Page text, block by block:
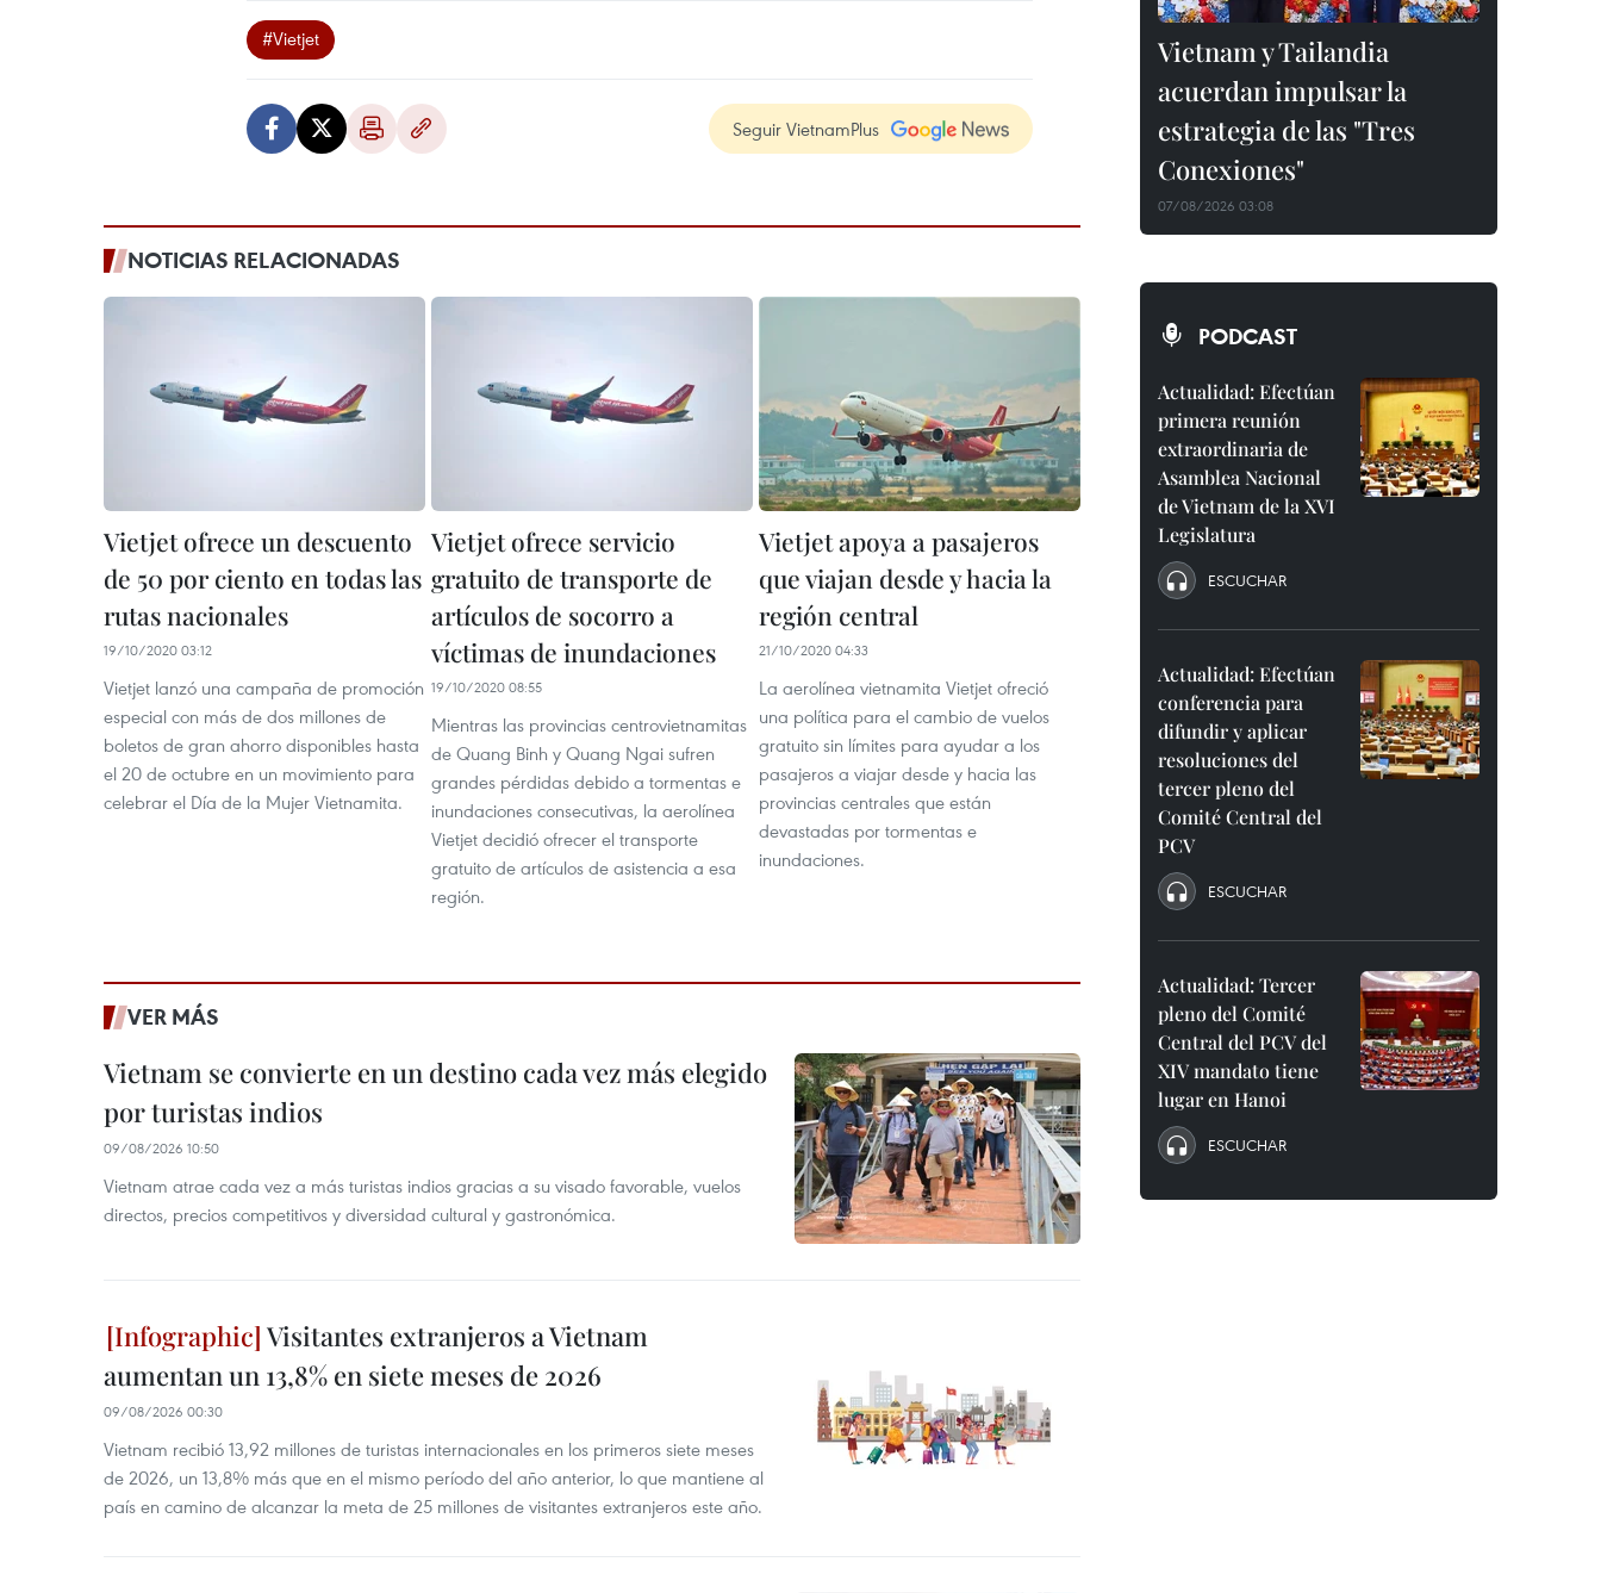
#Vietjet
Seguir VietnamPlus
NOTICIAS RELACIONADAS
Vietjet ofrece un descuento
de 50 por ciento en todas las
rutas nacionales
19/10/2020 03:12
Vietjet lanzó una campaña de promoción
especial con más de dos millones de
boletos de gran ahorro disponibles hasta
el 20 de octubre en un movimiento para
celebrar el Día de la Mujer Vietnamita.
Vietjet ofrece servicio
gratuito de transporte de
artículos de socorro a
víctimas de inundaciones
19/10/2020 08:55
Mientras las provincias centrovietnamitas
de Quang Binh y Quang Ngai sufren
grandes pérdidas debido a tormentas e
inundaciones consecutivas, la aerolínea
Vietjet decidió ofrecer el transporte
gratuito de artículos de asistencia a esa
región.
Vietjet apoya a pasajeros
que viajan desde y hacia la
región central
21/10/2020 04:33
La aerolínea vietnamita Vietjet ofreció
una política para el cambio de vuelos
gratuito sin límites para ayudar a los
pasajeros a viajar desde y hacia las
provincias centrales que están
devastadas por tormentas e
inundaciones.
VER MÁS
Vietnam se convierte en un destino cada vez más elegido
por turistas indios
09/08/2026 10:50
Vietnam atrae cada vez a más turistas indios gracias a su visado favorable, vuelos
directos, precios competitivos y diversidad cultural y gastronómica.
Visitantes extranjeros a Vietnam
aumentan un 13,8% en siete meses de 2026
09/08/2026 00:30
Vietnam recibió 13,92 millones de turistas internacionales en los primeros siete meses
de 2026, un 13,8% más que en el mismo período del año anterior, lo que mantiene al
país en camino de alcanzar la meta de 25 millones de visitantes extranjeros este año.
Vietnam y Tailandia
acuerdan impulsar la
estrategia de las "Tres
Conexiones"
07/08/2026 03:08
PODCAST
Actualidad: Efectúan
primera reunión
extraordinaria de
Asamblea Nacional
de Vietnam de la XVI
Legislatura
ESCUCHAR
Actualidad: Efectúan
conferencia para
difundir y aplicar
resoluciones del
tercer pleno del
Comité Central del
PCV
ESCUCHAR
Actualidad: Tercer
pleno del Comité
Central del PCV del
XIV mandato tiene
lugar en Hanoi
ESCUCHAR